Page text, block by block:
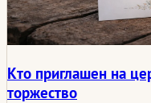
Кто приглашен на
торжество